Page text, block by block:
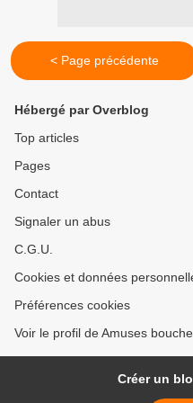
< Page précédente
Hébergé par Overblog
Top articles
Pages
Contact
Signaler un abus
C.G.U.
Cookies et données
Préférences cookies
Voir le profil de Amuses
Créer un